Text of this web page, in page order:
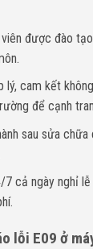
được đào
lý, cam kết
để cạnh
sau sửa
cả ngày nghỉ
lỗi E09 ở